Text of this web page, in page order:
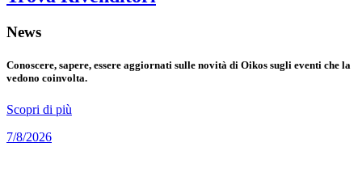
News
Conoscere, sapere, essere aggiornati sulle novità di Oikos sugli eventi che la
vedono coinvolta.
Scopri di più
7/8/2026